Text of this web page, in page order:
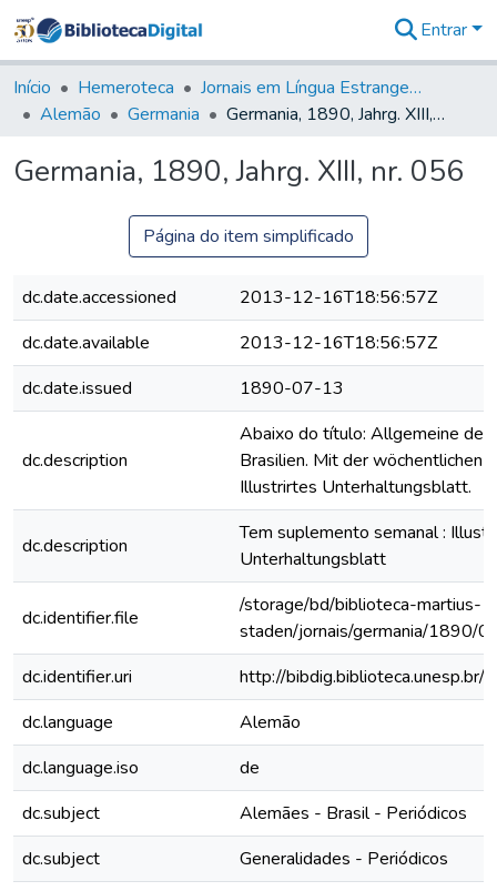
&
Coleções
Tudo na
Digital
Entrar
Início Hemeroteca
Jornais em Língua Estrangeira
Alemão
Germania Germania, 1890, Jahrg. XIII, nr. 056
Germania, 1890, Jahrg. XIII, nr. 056
Página do item simplificado
dc.date.accessioned
2013-12-16T18:56:57Z
dc.date.available
2013-12-16T18:56:57Z
dc.date.issued
1890-07-13
dc.description
Abaixo do título: Allgemeine
Brasilien. Mit der wöchentlichen
Illustrirtes Unterhaltungsblatt.
dc.description
Tem suplemento semanal :
Unterhaltungsblatt
dc.identifier.file
/storage/bd/biblioteca-martius-
staden/jornais/germania/1890/
dc.identifier.uri
http://
dc.language
Alemão
dc.language.iso
de
dc.subject
Alemães - Brasil - Periódicos
dc.subject
Generalidades - Periódicos